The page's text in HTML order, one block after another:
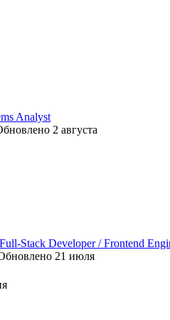
Analyst
2 августа
Stack Developer / Frontend
21 июля